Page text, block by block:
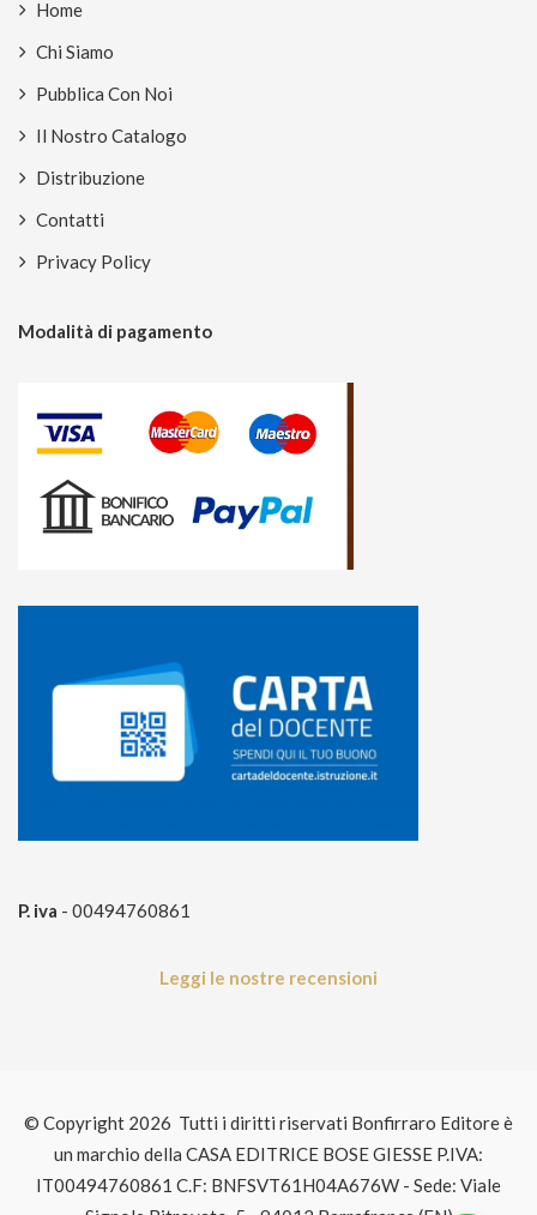
Home
Chi Siamo
Pubblica Con Noi
Il Nostro Catalogo
Distribuzione
Contatti
Privacy Policy
Modalità di pagamento
P. iva - 00494760861
Leggi le nostre recensioni
© Copyright 2026 Tutti i diritti riservati Bonfirraro Editore è
un marchio della CASA EDITRICE BOSE GIESSE P.IVA:
IT00494760861 C.F: BNFSVT61H04A676W - Sede: Viale